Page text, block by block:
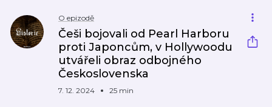
O epizodě
Češi bojovali od Pearl Harboru
proti Japoncům, v Hollywoodu
utvářeli obraz odbojného
Československa
7. 12. 2024 25 min